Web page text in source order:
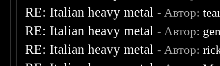
RE: Italian heavy metal - Автор:
RE: Italian heavy metal - Автор:
RE: Italian heavy metal - Автор: